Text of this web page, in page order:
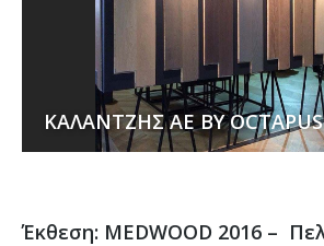
ΚΑΛΑΝΤΖΗΣ ΑΕ BY OCTAPUS
Έκθεση: MEDWOOD 2016 –